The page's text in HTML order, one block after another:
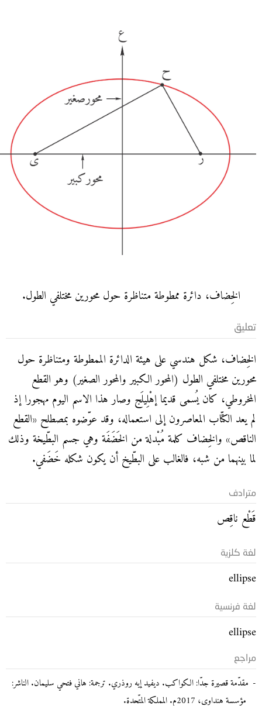
الخِضاف، دائرة ممطوطة متناظرة حول محورين مختلفي الطول.
تعليق
الخِضاف، شكل هندسي على هيئة الدائرة الممطوطة ومتناظرة حول
محورين مختلفي الطول (المحور الكبير والمحور الصغير) وهو القطع
المخروطي، كان يُسمى قديما إهْلِيلَج وصار هذا الاسم اليوم مهجورا إذ
لم يعد الكتّاب المعاصرون إلى استعماله، وقد عوّضوه بمصطلح «القطع
الناقص» والخِضاف كلمة مُبْدلة من الخَضَفَة وهي جسم البطّيخة وذلك
لما بينهما من شبه، فالغالب على البطّيخ أن يكون شكله خَضَفي.
مترادف
قَطْع ناقِص
لغة كلزية
ellipse
لغة فرنسية
ellipse
مراجع
مقدّمة قصيرة جدّا: الكواكب. ديفيد إيه روذري. ترجمة: هاني فتحي سليمان. الناشر:
مؤسسة هنداوي، 2017م. المملكة المتّحدة.